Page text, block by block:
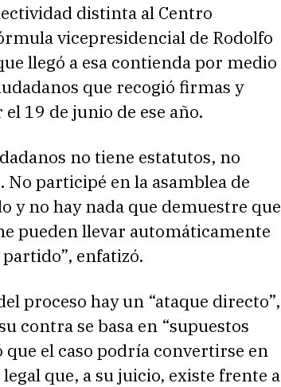
distinta al Centro
vicepresidencial de Rodolfo
llegó a esa contienda por medio
que recogió firmas y
19 de junio de ese año.
no tiene estatutos, no
participé en la asamblea de
no hay nada que demuestre que
pueden llevar automáticamente
enfatizó.
proceso hay un “ataque directo”,
contra se basa en “supuestos
el caso podría convertirse en
que, a su juicio, existe frente a